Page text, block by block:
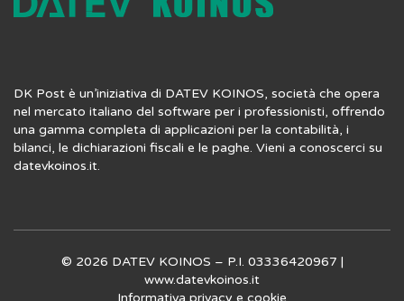
DK Post è un’iniziativa di DATEV KOINOS, società che opera
nel mercato italiano del software per i professionisti, offrendo
una gamma completa di applicazioni per la contabilità, i
bilanci, le dichiarazioni fiscali e le paghe. Vieni a conoscerci su
datevkoinos.it.
© 2026 DATEV KOINOS – P.I. 03336420967 |
www.datevkoinos.it
Informativa privacy e cookie